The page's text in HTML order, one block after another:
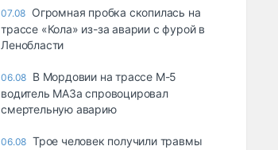
07.08 Огромная пробка скопилась на
трассе «Кола» из-за аварии с фурой в
Ленобласти
06.08 В Мордовии на трассе М-5
водитель МАЗа спровоцировал
смертельную аварию
06.08 Трое человек получили травмы